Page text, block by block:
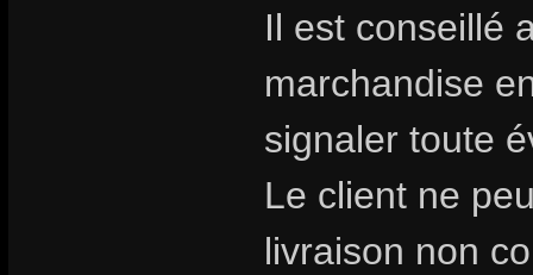
Il est conseillé
marchandise
signaler toute
Le client ne
livraison non